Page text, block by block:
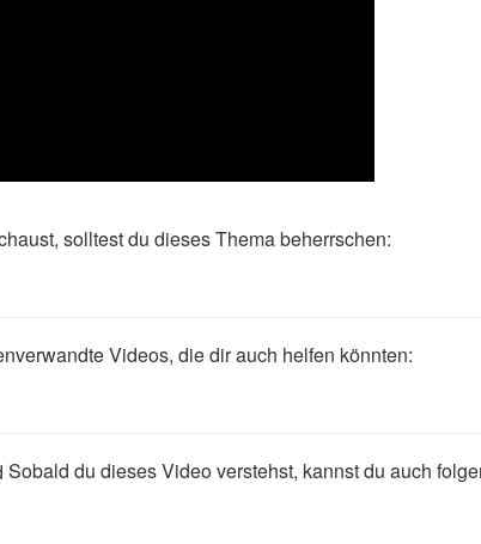
solltest du dieses Thema beherrschen:
Videos, die dir auch helfen könnten:
Sobald du dieses Video verstehst, kannst du auch